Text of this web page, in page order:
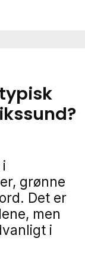
grønne
Det er
men
i